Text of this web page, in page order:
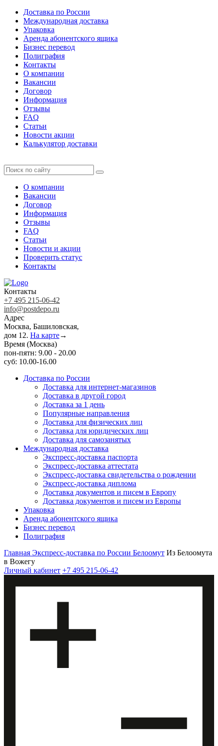
Доставка по России
Международная доставка
Упаковка
Аренда абонентского ящика
Бизнес перевод
Полиграфия
Контакты
О компании
Вакансии
Договор
Информация
Отзывы
FAQ
Статьи
Новости акции
Калькулятор доставки
О компании
Вакансии
Договор
Информация
Отзывы
FAQ
Статьи
Новости и акции
Проверить статус
Контакты
Контакты
+7 495 215-06-42
info@postdepo.ru
Адрес
Москва, Башиловская,
дом 12. На карте→
Время (Москва)
пон-пятн: 9.00 - 20.00
суб: 10.00-16.00
Доставка по России
Доставка для интернет-магазинов
Доставка в другой город
Доставка за 1 день
Популярные направления
Доставка для физических лиц
Доставка для юридических лиц
Доставка для самозанятых
Международная доставка
Экспресс-доставка паспорта
Экспресс-доставка аттестата
Экспресс-доставка свидетельства о рождении
Экспресс-доставка диплома
Доставка документов и писем в Европу
Доставка документов и писем из Европы
Упаковка
Аренда абонентского ящика
Бизнес перевод
Полиграфия
Главная Экспресс-доставка по России Белоомут Из Белоомута
в Вожегу
Личный кабинет +7 495 215-06-42